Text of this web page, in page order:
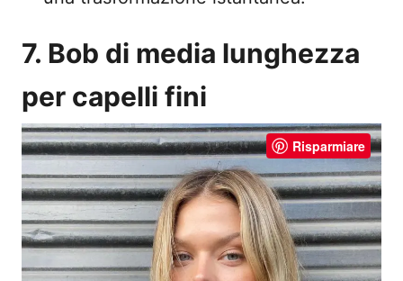
7. Bob di media lunghezza
per capelli fini
Risparmiare